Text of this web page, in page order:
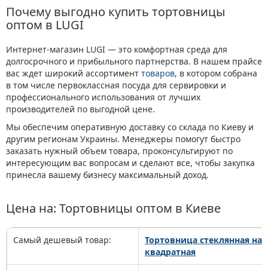
Почему выгодно купить тортовницы
оптом в LUGI
Интернет-магазин LUGI — это комфортная среда для
долгосрочного и прибыльного партнерства. В нашем прайсе
вас ждет широкий ассортимент товаров, в котором собрана
в том числе первоклассная посуда для сервировки и
профессионального использования от лучших
производителей по выгодной цене.
Мы обеспечим оперативную доставку со склада по Киеву и
другим регионам Украины. Менеджеры помогут быстро
заказать нужный объем товара, проконсультируют по
интересующим вас вопросам и сделают все, чтобы закупка
принесла вашему бизнесу максимальный доход.
Цена на: Тортовницы оптом в Киеве
Самый дешевый товар:
Тортовница стеклянная
квадратная